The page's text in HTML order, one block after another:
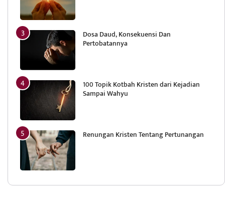
Dosa Daud, Konsekuensi Dan
Pertobatannya
100 Topik Kotbah Kristen dari Kejadian
Sampai Wahyu
Renungan Kristen Tentang Pertunangan